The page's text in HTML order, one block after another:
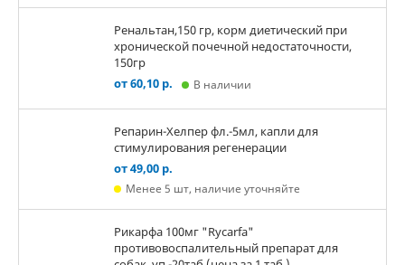
Ренальтан,150 гр, корм диетический при
хронической почечной недостаточности,
150гр
от 60,10 р.
В наличии
Репарин-Хелпер фл.-5мл, капли для
стимулирования регенерации
от 49,00 р.
Менее 5 шт, наличие уточняйте
Рикарфа 100мг "Rycarfa"
противовоспалительный препарат для